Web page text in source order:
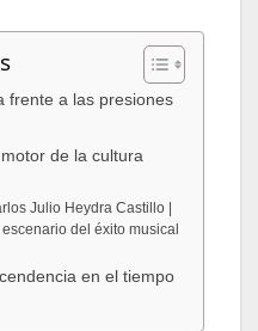
frente a las presiones
de la cultura
Julio Heydra Castillo |
del éxito musical
en el tiempo